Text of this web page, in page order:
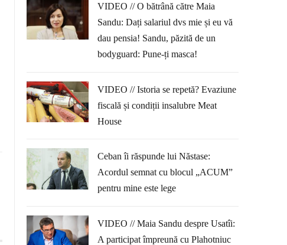
VIDEO // O bătrână către Maia
Sandu: Dați salariul dvs mie și eu vă
dau pensia! Sandu, păzită de un
bodyguard: Pune-ți masca!
VIDEO // Istoria se repetă? Evaziune
fiscală și condiții insalubre Meat
House
Ceban îi răspunde lui Năstase:
Acordul semnat cu blocul „ACUM”
pentru mine este lege
VIDEO // Maia Sandu despre Usatîi:
A participat împreună cu Plahotniuc